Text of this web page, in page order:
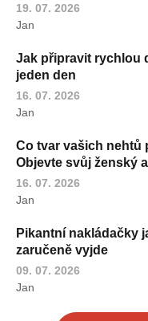
19. 07. 2026
Jan
Jak připravit rychlou
jeden den
16. 07. 2026
Jan
Co tvar vašich nehtů
Objevte svůj ženský
16. 07. 2026
Jan
Pikantní nakládačky
zaručeně vyjde
09. 07. 2026
Jan